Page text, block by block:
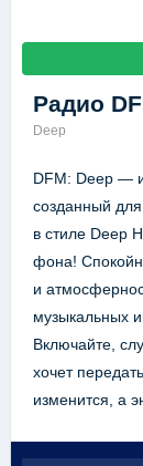
Радио
Deep
DFM: Deep —
созданный
в стиле Deep
фона!
и
музыкальных
Включайте,
хочет
изменится, а